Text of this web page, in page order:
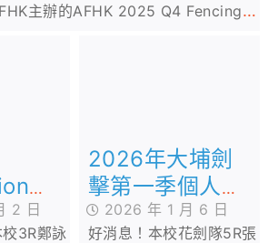
主辦的AFHK 2025 Q4 Fencing
2 日
3R鄭詠
2026年大埔劍
擊第一季個人花
劍分齡賽
2026 年 1 月 6 日
好消息！本校花劍隊5R張